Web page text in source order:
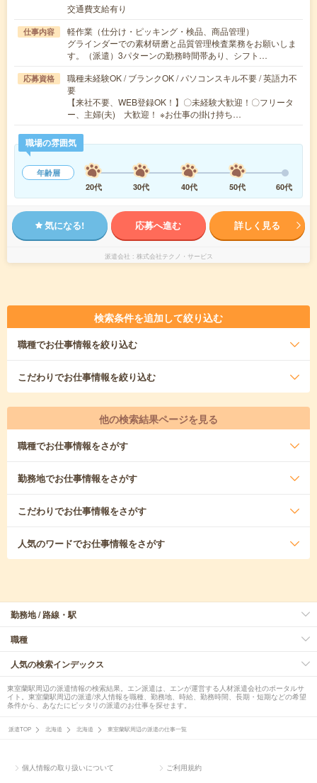
交通費支給有り
仕事内容
軽作業（仕分け・ピッキング・検品、商品管理）
グラインダーでの素材研磨と品質管理検査業務をお願いしま
す。（派遣）3パターンの勤務時間帯あり、シフト…
応募資格
職種未経験OK / ブランクOK / パソコンスキル不要 / 英語力不
要
【来社不要、WEB登録OK！】〇未経験大歓迎！〇フリータ
ー、主婦(夫) 大歓迎！ ※お仕事の掛け持ち…
職場の雰囲気
年齢層
20代
30代 40代 50代 60代
気になる! 応募へ進む 詳しく見る
派遣会社 株式会社テクノ・サービス
検索条件を追加して絞り込む
職種でお仕事情報を絞り込む
こだわりでお仕事情報を絞り込む
他の検索結果ページを見る
職種でお仕事情報をさがす
勤務地でお仕事情報をさがす
こだわりでお仕事情報をさがす
人気のワードでお仕事情報をさがす
勤務地 / 路線・駅
職種
人気の検索インデックス
東室蘭駅周辺の派遣情報の検索結果。エン派遣は、エンが運営する人材派遣会社のポータルサ
イト。東室蘭駅周辺の派遣/求人情報を職種、勤務地、時給、勤務時間、長期・短期などの希望
条件から、あなたにピッタリの派遣のお仕事を探せます。
派遣TOP 北海道 北海道 東室蘭駅周辺の派遣の仕事一覧
個人情報の取り扱いについて ご利用規約